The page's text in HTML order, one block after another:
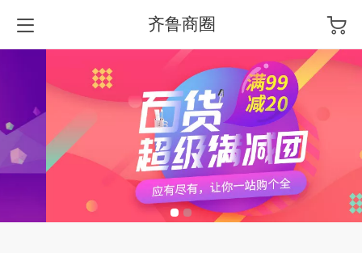
齐鲁商圈
本商场购买10件商品邮费3元